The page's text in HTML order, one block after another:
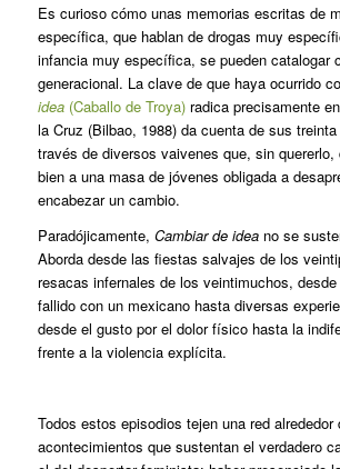
Es curioso cómo unas memorias escritas de
específica, que hablan de drogas muy
infancia muy específica, se pueden catalogar
generacional. La clave de que haya ocurrido
idea(Caballo de Troya)radica precisamente
la Cruz (Bilbao, 1988) da cuenta de sus
través de diversos vaivenes que, sin quererlo,
bien a una masa de jóvenes obligada a
encabezar un cambio.
Paradójicamente, Cambiar de ideano se
Aborda desde las fiestas salvajes de los
resacas infernales de los veintimuchos,
fallido con un mexicano hasta diversas
desde el gusto por el dolor físico hasta la
frente a la violencia explícita.
Todos estos episodios tejen una red alrededor
acontecimientos que sustentan el verdadero